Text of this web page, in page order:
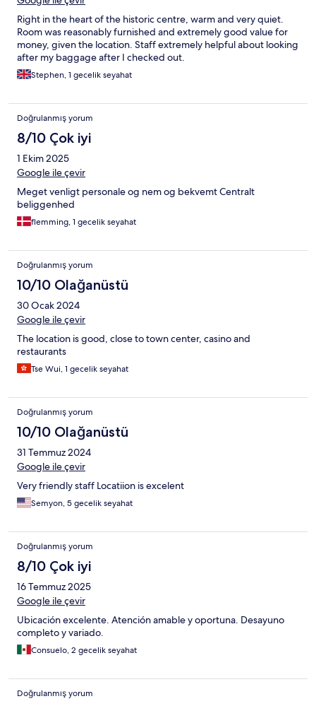
Right in the heart of the historic centre, warm and very quiet.
Room was reasonably furnished and extremely good value for
money, given the location. Staff extremely helpful about looking
after my baggage after I checked out.
Stephen, 1 gecelik seyahat
Doğrulanmış yorum
8/10 Çok iyi
1 Ekim 2025
Google ile çevir
Meget venligt personale og nem og bekvemt Centralt
beliggenhed
flemming, 1 gecelik seyahat
Doğrulanmış yorum
10/10 Olağanüstü
30 Ocak 2024
Google ile çevir
The location is good, close to town center, casino and
restaurants
Tse Wui, 1 gecelik seyahat
Doğrulanmış yorum
10/10 Olağanüstü
31 Temmuz 2024
Google ile çevir
Very friendly staff Locatiion is excelent
Semyon, 5 gecelik seyahat
Doğrulanmış yorum
8/10 Çok iyi
16 Temmuz 2025
Google ile çevir
Ubicación excelente. Atención amable y oportuna. Desayuno
completo y variado.
Consuelo, 2 gecelik seyahat
Doğrulanmış yorum